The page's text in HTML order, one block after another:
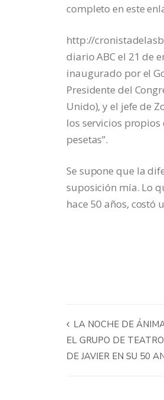
completo en este
http://
diario ABC el 21 de
inaugurado por el
Presidente del
Unido), y el jefe de
los servicios propios
pesetas”.
Se supone que la
suposición mía. Lo
hace 50 años, costó
LA NOCHE DE
EL GRUPO DE
DE JAVIER EN SU 50